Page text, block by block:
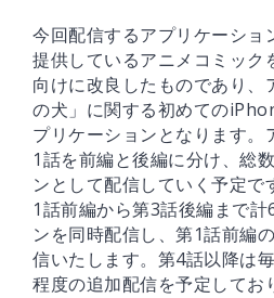
今回配信するアプリケーショ
提供しているアニメコミッ
向けに改良したものであり、
の犬」に関する初めての
プリケーションとなります。
1話を前編と後編に分け、総
ンとして配信していく予定で
1話前編から第3話後編まで
ンを同時配信し、第1話前編
信いたします。第4話以降は
程度の追加配信を予定してお